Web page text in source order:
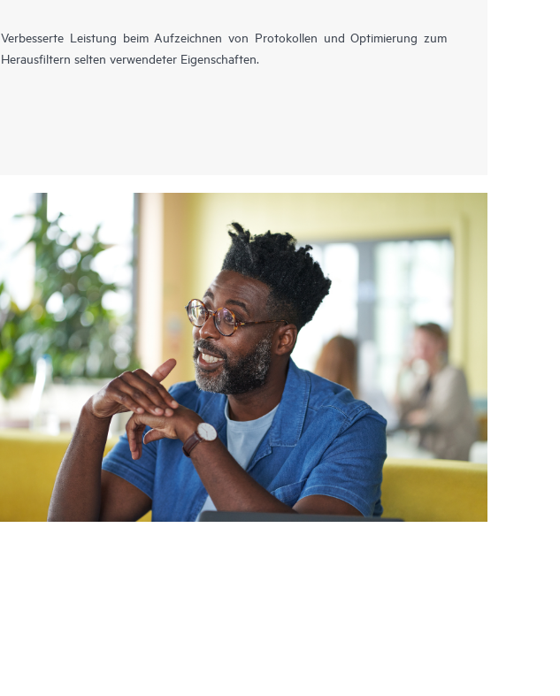
Verbesserte Leistung beim Aufzeichnen von Protokollen und Optimierung zum
Herausfiltern selten verwendeter Eigenschaften.